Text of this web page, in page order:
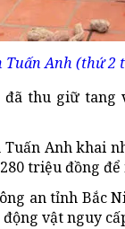
Anh (thứ 2
thu giữ tang
Anh khai
triệu đồng
an tỉnh
vật nguy